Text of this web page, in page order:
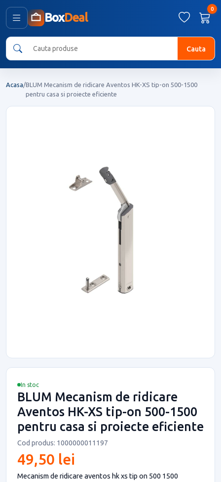
BoxDeal
0
Cauta
Acasa/BLUM Mecanism de ridicare Aventos HK-XS tip-on 500-1500
pentru casa si proiecte eficiente
In stoc
BLUM Mecanism de ridicare
Aventos HK-XS tip-on 500-1500
pentru casa si proiecte eficiente
Cod produs: 1000000011197
49,50 lei
Mecanism de ridicare aventos hk xs tip on 500 1500